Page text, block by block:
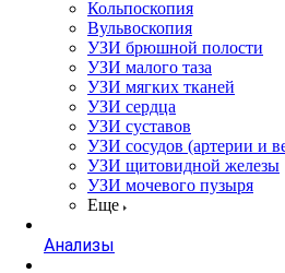
Кольпоскопия
Вульвоскопия
УЗИ брюшной полости
УЗИ малого таза
УЗИ мягких тканей
УЗИ сердца
УЗИ суставов
УЗИ сосудов (артерии и
УЗИ щитовидной железы
УЗИ мочевого пузыря
Еще
Анализы